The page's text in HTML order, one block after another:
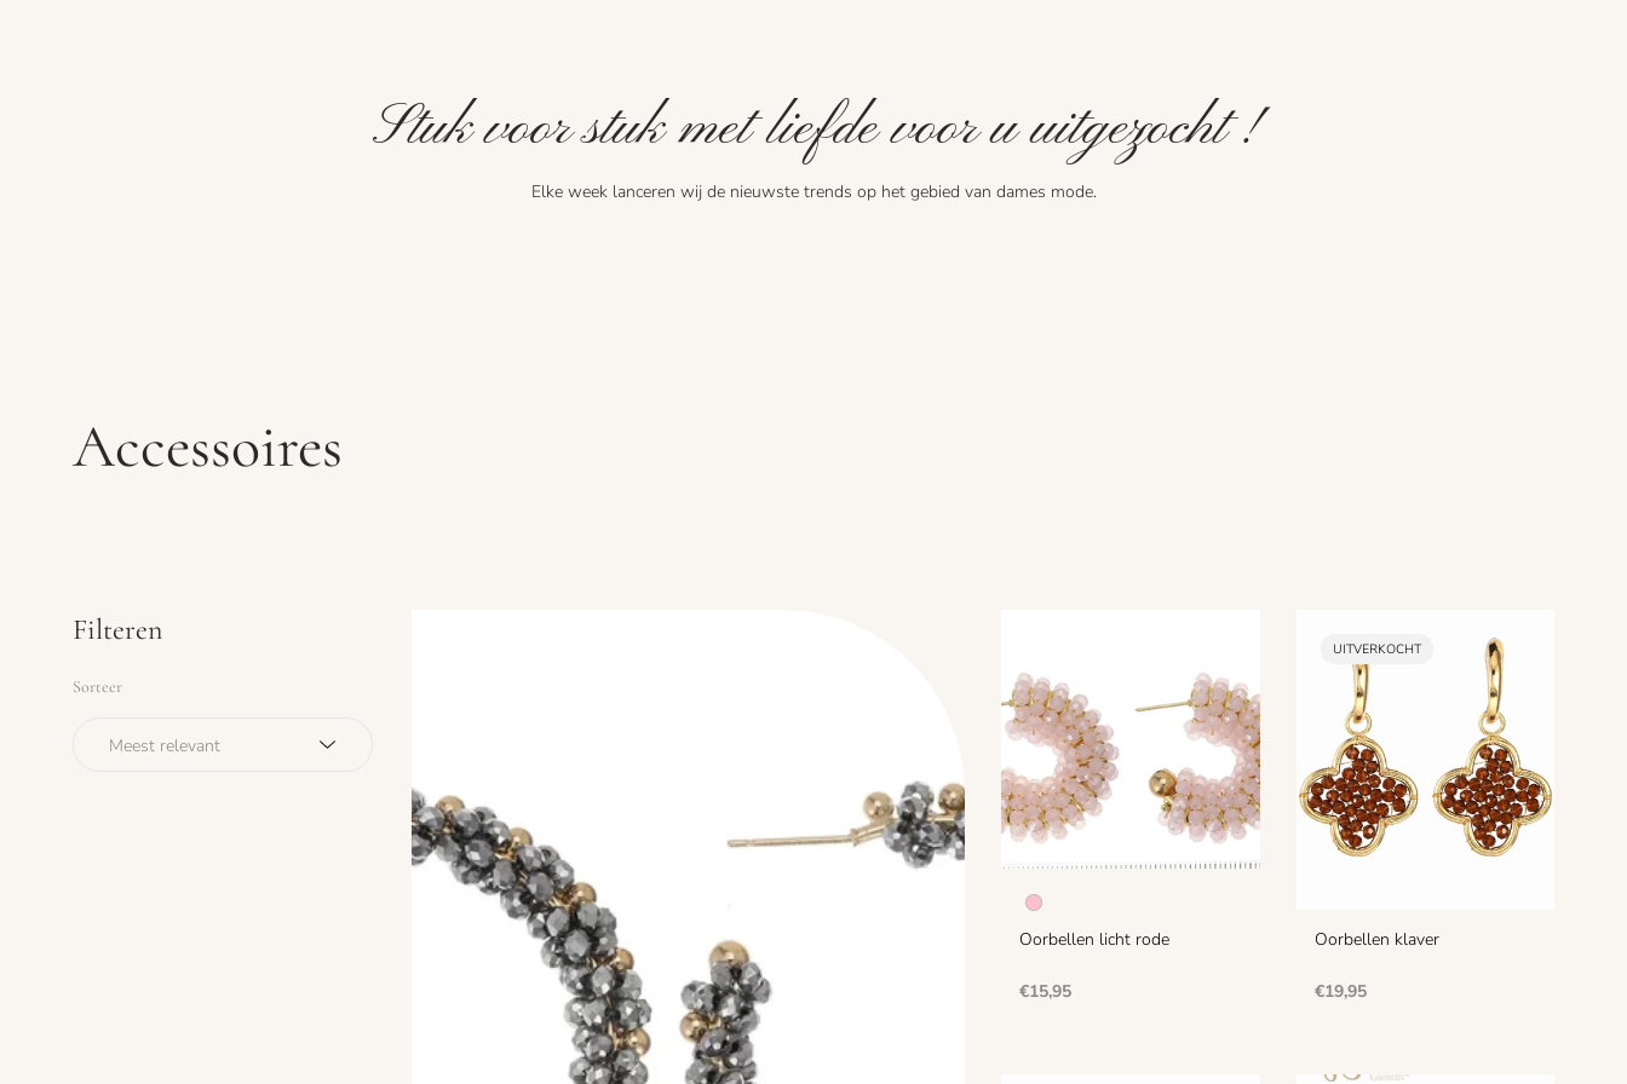
Stuk voor stuk met liefde voor u uitgezocht !
Elke week lanceren wij de nieuwste trends op het gebied van dames mode.
Accessoires
Filteren
Sorteer
Oorbellen licht rode
Normale
€15,95
PRODUCT
LABEL:
UITVERKOCHT
Oorbellen klaver
Normale
€19,95